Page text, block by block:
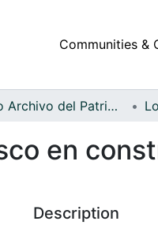
Communities &
Fondo Archivo del Patrimonio Fotográfico y Fílmico del Valle del Cauca
en
Description